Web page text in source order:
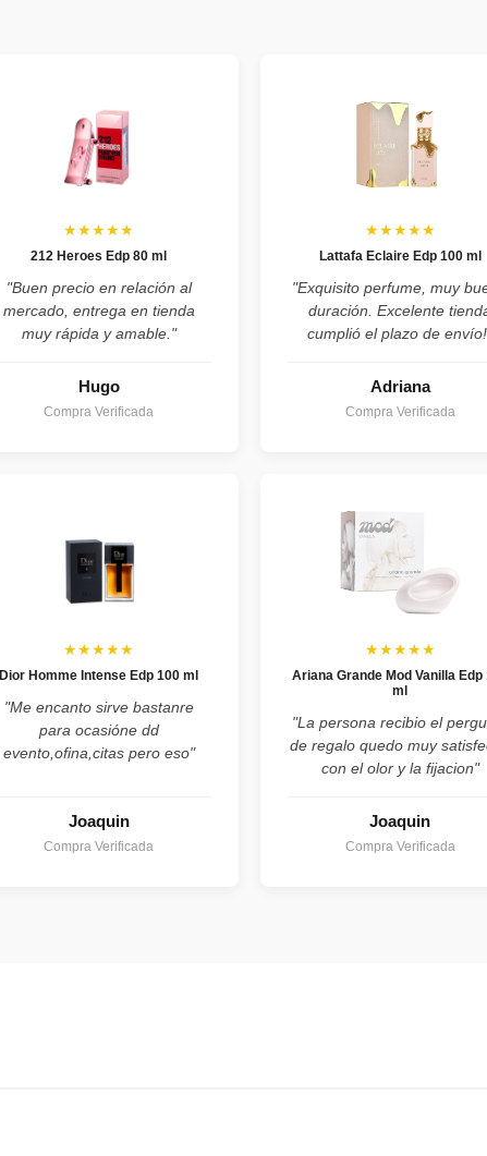
★★★★★
212 Heroes Edp 80 ml
"Buen precio en relación al
mercado, entrega en tienda
muy rápida y amable."
Hugo
Compra Verificada
★★★★★
Lattafa Eclaire Edp 100 ml
"Exquisito perfume, muy
duración. Excelente
cumplió el plazo de
Adriana
Compra Verificada
★★★★★
Dior Homme Intense Edp 100 ml
"Me encanto sirve bastanre
para ocasióne dd
evento,ofina,citas pero eso"
Joaquin
Compra Verificada
★★★★★
Ariana Grande Mod Vanilla Edp
ml
"La persona recibio el
de regalo quedo muy
con el olor y la fijacion"
Joaquin
Compra Verificada